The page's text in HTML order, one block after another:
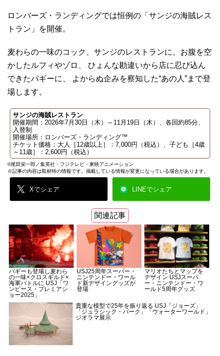
ロンバーズ・ランディングでは恒例の「サンジの海賊レス
トラン」を開催。
麦わらの一味のコック、サンジのレストランに、お腹を空
かしたルフィやゾロ、 ひょんな勘違いから店に忍び込ん
できたバギーに、 よからぬ企みを察知した“あの人”まで登
場します。
サンジの海賊レストラン
開催期間：2026年7月30日（木）～11月19日（木）、各回約85分、
入替制
開催場所：ロンバーズ・ランディング™
チケット価格：大人［12歳以上］：7,000円（税込）、子ども［4歳
～11歳］：2,600円（税込）
©尾田栄一郎／集英社・フジテレビ・東映アニメーション
※記事の内容は取材時の情報です。掲載している情報が変更になっている場合があります。
Xでシェア LINEでシェア
関連記事
バギーも登場し麦わら
の一味×クロスギルド×
海軍バトルに USJ「ワ
ンピース・プレミアシ
ョー2025」
USJ25周年スーパー・
ニンテンドー・ワール
ド新デザイングッズが
登場
マリオたちとマップを
デザイン USJスーパ
ー・ニンテンドー・ワ
ールド5周年グッズ
貴重な模型で25年を振り返る USJ「ジョーズ」
「ジュラシック・パーク」「ウォーターワールド」
ジオラマ展示